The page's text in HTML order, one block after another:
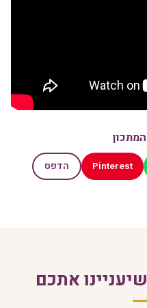
Pinterest הדפס
אתכם